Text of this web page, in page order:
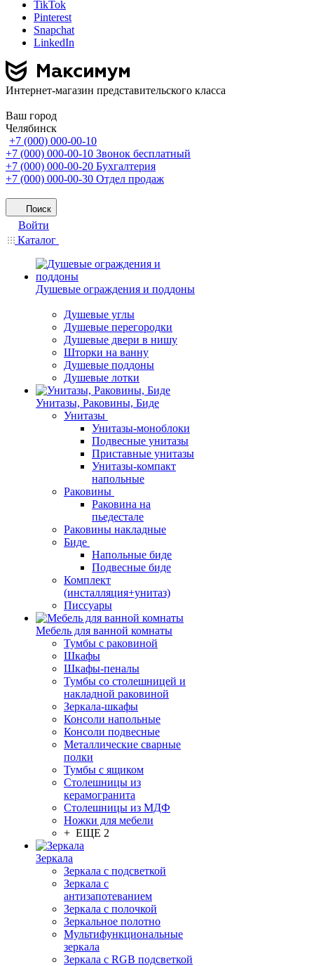
TikTok
Pinterest
Snapchat
LinkedIn
Интернет-магазин представительского класса
Ваш город
Челябинск
+7 (000) 000-00-10
+7 (000) 000-00-10 Звонок бесплатный
+7 (000) 000-00-20 Бухгалтерия
+7 (000) 000-00-30 Отдел продаж
Поиск
Войти
Каталог
Душевые ограждения и поддоны
Душевые углы
Душевые перегородки
Душевые двери в нишу
Шторки на ванну
Душевые поддоны
Душевые лотки
Унитазы, Раковины, Биде
Унитазы
Унитазы-моноблоки
Подвесные унитазы
Приставные унитазы
Унитазы-компакт
напольные
Раковины
Раковина на
пьедестале
Раковины накладные
Биде
Напольные биде
Подвесные биде
Комплект
(инсталляция+унитаз)
Писсуары
Мебель для ванной комнаты
Тумбы с раковиной
Шкафы
Шкафы-пеналы
Тумбы со столешницей и
накладной раковиной
Зеркала-шкафы
Консоли напольные
Консоли подвесные
Металлические сварные
полки
Тумбы с ящиком
Столешницы из
керамогранита
Столешницы из МДФ
Ножки для мебели
+ ЕЩЕ 2
Зеркала
Зеркала с подсветкой
Зеркала с
антизапотеванием
Зеркала с полочкой
Зеркальное полотно
Мультифункциональные
зеркала
Зеркала c RGB подсветкой